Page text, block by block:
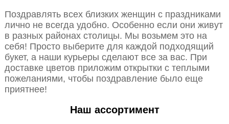
Поздравлять всех близких женщин с праздниками
лично не всегда удобно. Особенно если они живут
в разных районах столицы. Мы возьмем это на
себя! Просто выберите для каждой подходящий
букет, а наши курьеры сделают все за вас. При
доставке цветов приложим открытки с теплыми
пожеланиями, чтобы поздравление было еще
приятнее!
Наш ассортимент